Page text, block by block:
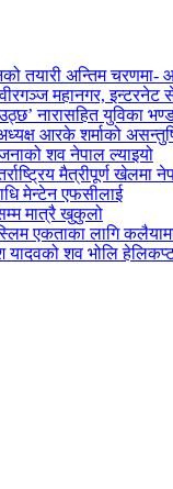
तयारी अन्तिम
महानगर,
नारासहित युविका
आरके शर्माको
शव नेपाल ल्याइयो
मैत्रीपूर्ण खेलमा
मेन्टेन एफसीलाई
मात्रै खुकुलो
एकताका लागि
शव भोलि